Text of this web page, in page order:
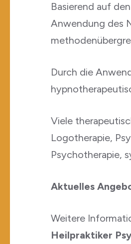
Basierend auf
Anwendung des
Durch die
Viele
Logotherapie,
Psychotherapie,
Aktuelles
Weitere
Heilpraktiker